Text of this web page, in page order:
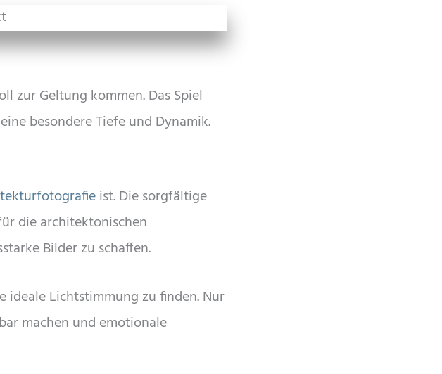
zur Geltung kommen. Das Spiel
besondere Tiefe und Dynamik.
ist. Die sorgfältige
die architektonischen
Bilder zu schaffen.
Lichtstimmung zu finden. Nur
machen und emotionale